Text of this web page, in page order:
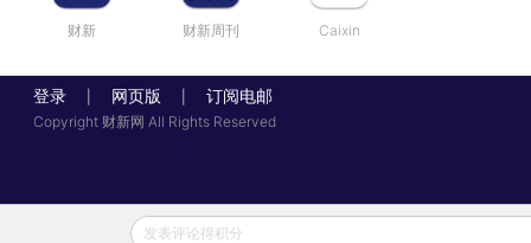
财新 财新周刊 Caixin
登录 网页版 订阅电邮
Copyright 财新网 All Rights Reserved
发表评论得积分